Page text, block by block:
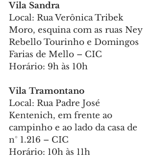
Vila Sandra
Local: Rua Verônica Tribek
Moro, esquina com as ruas Ney
Rebello Tourinho e Domingos
Farias de Mello – CIC
Horário: 9h às 10h
Vila Tramontano
Local: Rua Padre José
Kentenich, em frente ao
campinho e ao lado da casa de
n° 1.216 – CIC
Horário: 10h às 11h